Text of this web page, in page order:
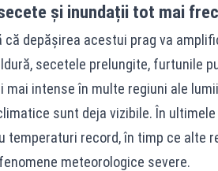
și inundații tot mai
depășirea acestui prag va
secetele prelungite, furtunile
mai intense în multe regiuni ale
sunt deja vizibile. În
temperaturi record, în timp ce alte
meteorologice severe.